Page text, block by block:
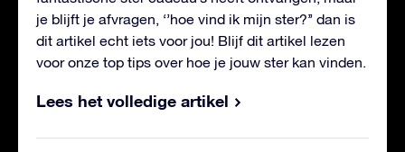
je blijft je afvragen, ‘’hoe vind ik mijn ster?’’ dan is
dit artikel echt iets voor jou! Blijf dit artikel lezen
voor onze top tips over hoe je jouw ster kan vinden.
Lees het volledige artikel